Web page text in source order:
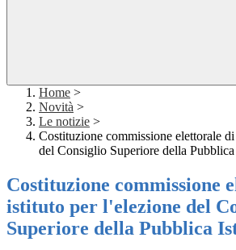
Home >
Novità >
Le notizie >
Costituzione commissione elettorale
del Consiglio Superiore della
Costituzione commissione
istituto per l'elezione del
Superiore della Pubblica